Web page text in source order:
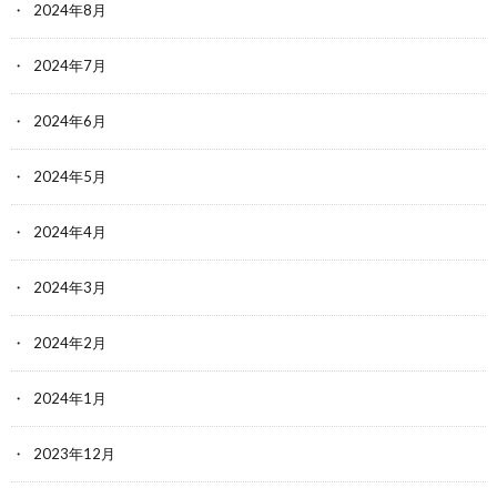
2024年8月
2024年7月
2024年6月
2024年5月
2024年4月
2024年3月
2024年2月
2024年1月
2023年12月